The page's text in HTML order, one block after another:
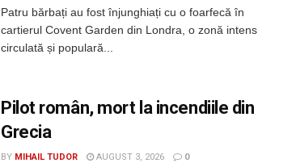
Patru bărbați au fost înjunghiați cu o foarfecă în
cartierul Covent Garden din Londra, o zonă intens
circulată și populară...
Pilot român, mort la incendiile din
Grecia
BY MIHAIL TUDOR AUGUST 3, 2026 0